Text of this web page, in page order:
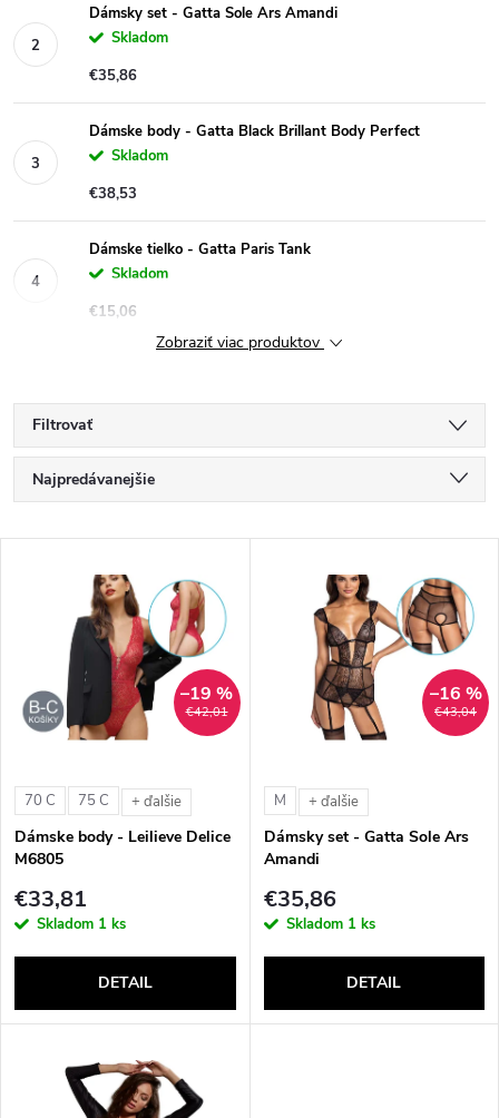
Dámsky set - Gatta Sole Ars Amandi
Skladom
€35,86
Dámske body - Gatta Black Brillant Body Perfect
Skladom
€38,53
Dámske tielko - Gatta Paris Tank
Skladom
€15,06
Zobraziť viac produktov
Filtrovať
R
a
n
e
p
r
d
Najpredávanejšie
Abecedne
p
i
s
p
r
o
d
€42,01
–19 %
70 C 75 C + ďalšie
Dámske body - Leilieve Delice
M6805
€33,81
Skladom 1 ks
DETAIL
€43,04
–16 %
M + ďalšie
Dámsky set - Gatta Sole Ars
Amandi
€35,86
Skladom 1 ks
DETAIL